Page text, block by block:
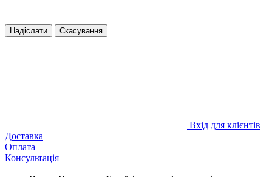
Надіслати Скасування
Вхід для клієнтів
Доставка
Оплата
Консультація